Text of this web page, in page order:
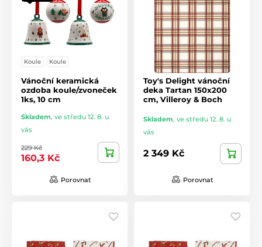
Koule Koule
Vánoční keramická
ozdoba koule/zvoneček
1ks, 10 cm
Skladem, ve středu 12. 8. u
vás
229 Kč
160,3 Kč
Porovnat
Toy's Delight vánoční
deka Tartan 150x200
cm, Villeroy & Boch
Skladem, ve středu 12. 8. u
vás
2 349 Kč
Porovnat